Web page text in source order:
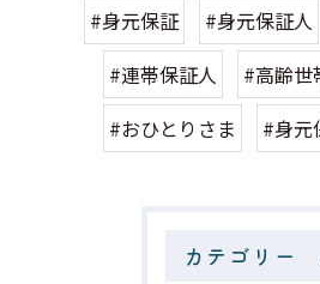
#身元保証 #身元保証人
#連帯保証人
#高齢世
#おひとりさま
#身元
カテゴリー